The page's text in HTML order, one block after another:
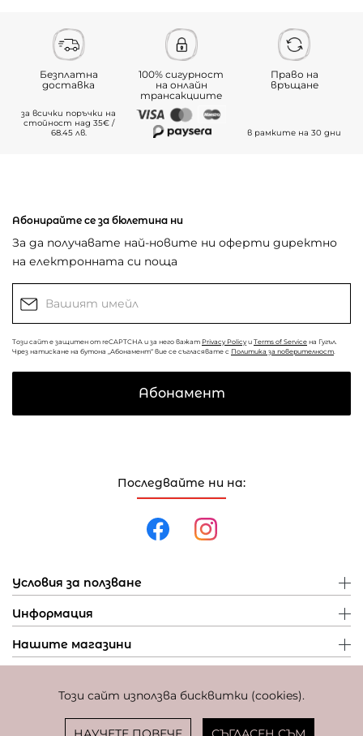
Този сайт използва бисквитки (cookies).
Безплатна
доставка
за всички поръчки на
стойност над 35€ /
68.45 лв.
100% сигурност
на онлайн
трансакциите
Право на
връщане
в рамките на 30 дни
Последвайте ни на:
Условия за ползване
Информация
Нашите магазини
Абонирайте се за бюлетина ни
За да получавате най-новите ни оферти директно
на електронната си поща
Този сайт е защитен от reCAPTCHA и за него важат Privacy Policy и Terms of Service на Гугъл.
Чрез натискане на бутона „Абонамент“ вие се съгласявате с Политика за поверителност
Абонамент
Фиксиран курс за превалутиране: 1 EUR = 1,95583 BGN